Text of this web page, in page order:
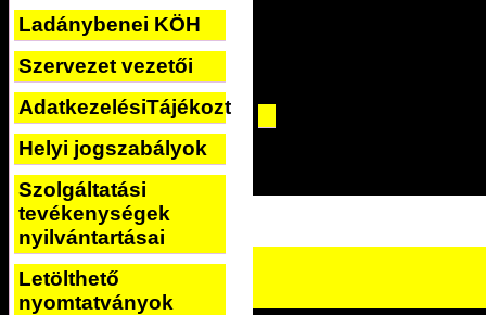
Ladánybenei KÖH
Szervezet vezetői
AdatkezelésiTájékoztató
Helyi jogszabályok
Szolgáltatási
tevékenységek
nyilvántartásai
Letölthető
nyomtatványok